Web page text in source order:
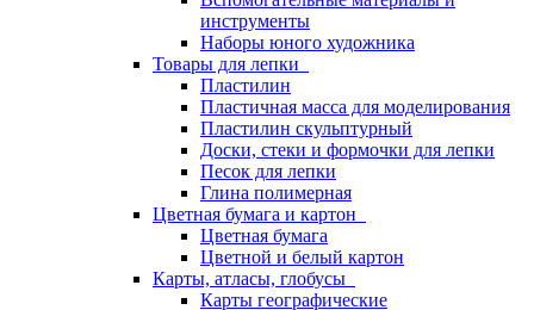
инструменты
Наборы юного художника
Товары для лепки
Пластилин
Пластичная масса для моделирования
Пластилин скульптурный
Доски, стеки и формочки для лепки
Песок для лепки
Глина полимерная
Цветная бумага и картон
Цветная бумага
Цветной и белый картон
Карты, атласы, глобусы
Карты географические